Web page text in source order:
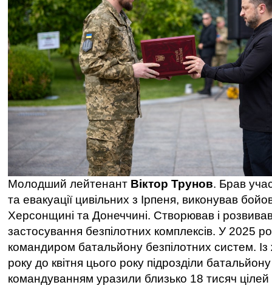
Молодший лейтенант Віктор Трунов. Брав
та евакуації цивільних з Ірпеня, виконував
Херсонщині та Донеччині. Створював і
застосування безпілотних комплексів. У 2025
командиром батальйону безпілотних систем.
року до квітня цього року підрозділи
командуванням уразили близько 18 тисяч